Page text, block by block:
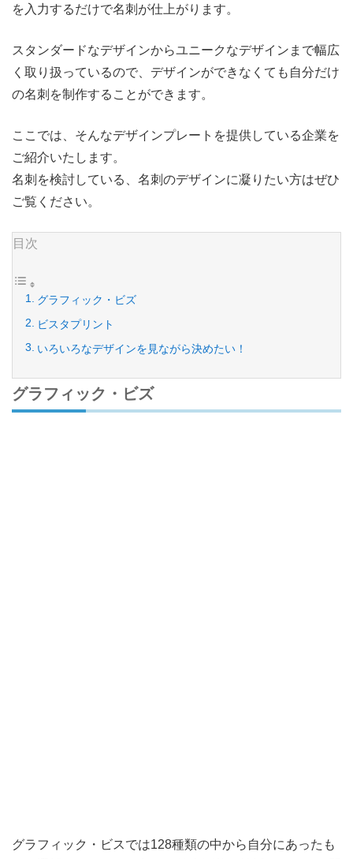
を入力するだけで名刺が仕上がります。
スタンダードなデザインからユニークなデザインまで幅広
く取り扱っているので、デザインができなくても自分だけ
の名刺を制作することができます。
ここでは、そんなデザインプレートを提供している企業を
ご紹介いたします。
名刺を検討している、名刺のデザインに凝りたい方はぜひ
ご覧ください。
目次
グラフィック・ビズ
ビスタプリント
いろいろなデザインを見ながら決めたい！
グラフィック・ビズ
グラフィック・ビスでは128種類の中から自分にあったも